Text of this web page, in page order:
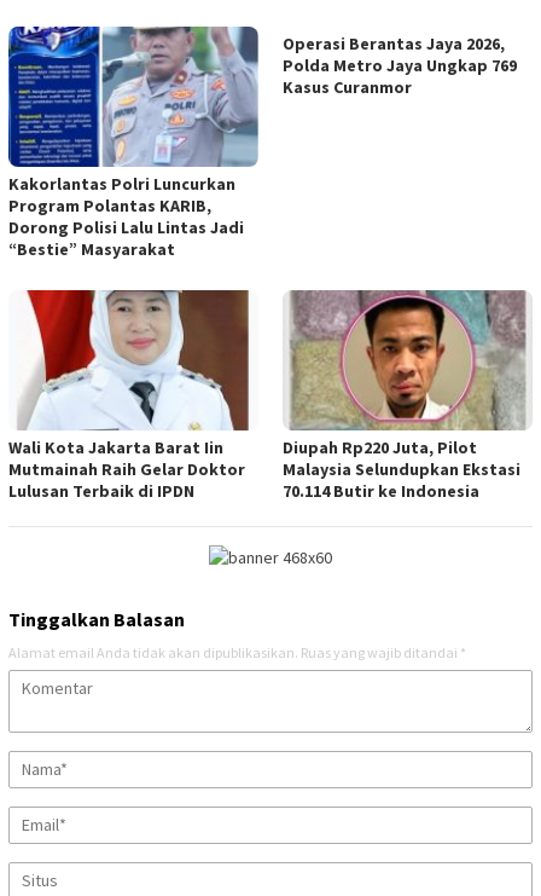
Kakorlantas Polri Luncurkan
Program Polantas KARIB,
Dorong Polisi Lalu Lintas Jadi
“Bestie” Masyarakat
Operasi Berantas Jaya 2026,
Polda Metro Jaya Ungkap 769
Kasus Curanmor
Wali Kota Jakarta Barat Iin
Mutmainah Raih Gelar Doktor
Lulusan Terbaik di IPDN
Diupah Rp220 Juta, Pilot
Malaysia Selundupkan Ekstasi
70.114 Butir ke Indonesia
Tinggalkan Balasan
Alamat email Anda tidak akan dipublikasikan. Ruas yang wajib ditandai *